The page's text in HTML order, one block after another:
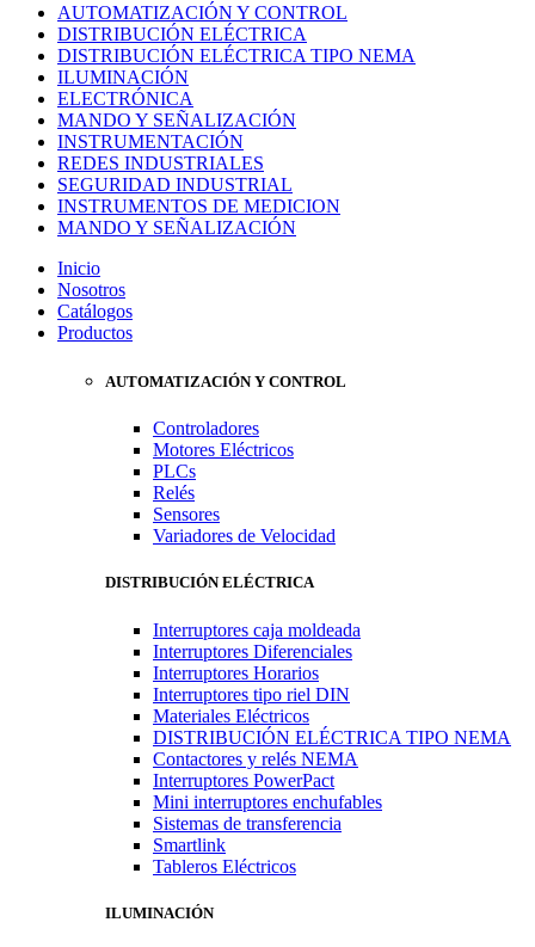
AUTOMATIZACIÓN Y CONTROL
DISTRIBUCIÓN ELÉCTRICA
DISTRIBUCIÓN ELÉCTRICA TIPO NEMA
ILUMINACIÓN
ELECTRÓNICA
MANDO Y SEÑALIZACIÓN
INSTRUMENTACIÓN
REDES INDUSTRIALES
SEGURIDAD INDUSTRIAL
INSTRUMENTOS DE MEDICION
MANDO Y SEÑALIZACIÓN
Inicio
Nosotros
Catálogos
Productos
AUTOMATIZACIÓN Y CONTROL
Controladores
Motores Eléctricos
PLCs
Relés
Sensores
Variadores de Velocidad
DISTRIBUCIÓN ELÉCTRICA
Interruptores caja moldeada
Interruptores Diferenciales
Interruptores Horarios
Interruptores tipo riel DIN
Materiales Eléctricos
DISTRIBUCIÓN ELÉCTRICA TIPO NEMA
Contactores y relés NEMA
Interruptores PowerPact
Mini interruptores enchufables
Sistemas de transferencia
Smartlink
Tableros Eléctricos
ILUMINACIÓN